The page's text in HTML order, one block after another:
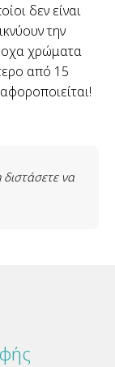
δεν είναι
την
χρώματα
από 15
διστάσετε να